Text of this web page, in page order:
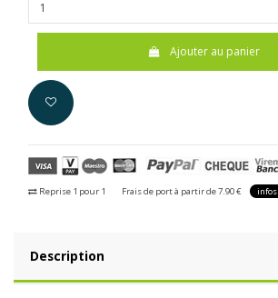
Ajouter au panier
Reprise 1 pour 1 Frais de port à partir de 7.90 € infos
Description